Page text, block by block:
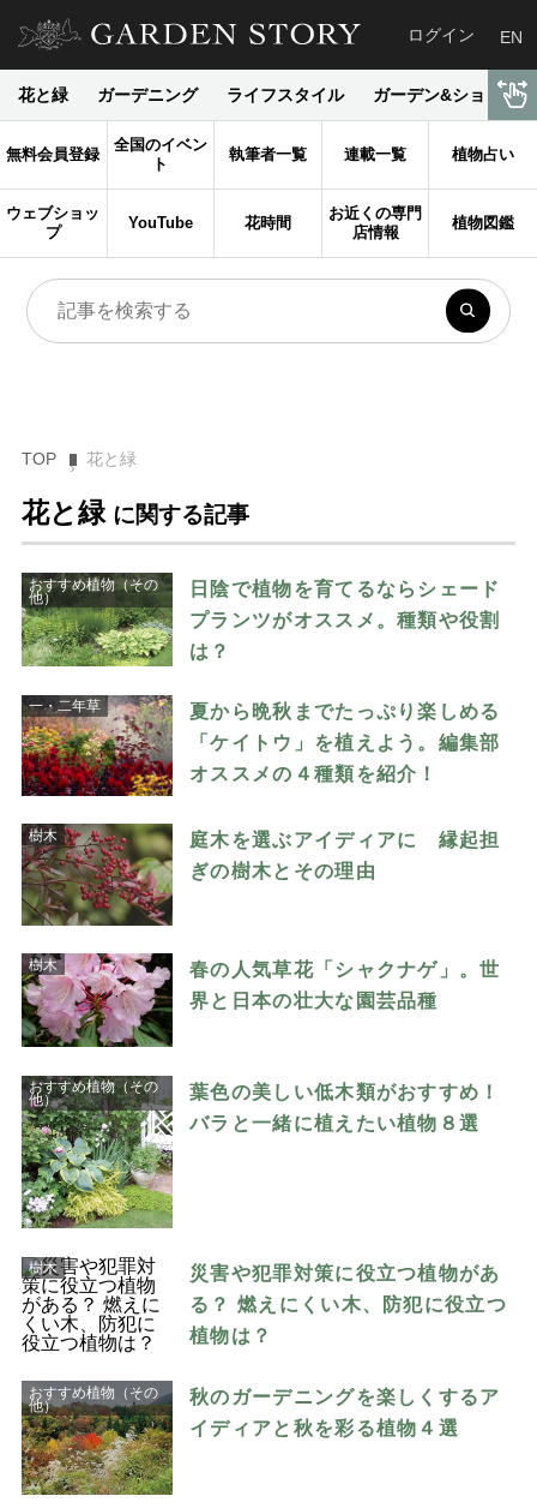
ログイン EN
花と緑 ガーデニング ライフスタイル ガーデン&ショップ
無料会員登録
全国のイベン
ト
執筆者一覧 連載一覧 植物占い
ウェブショッ
プ
YouTube 花時間
お近くの専門
店情報
植物図鑑
TOP 花と緑
花と緑 に関する記事
おすすめ植物（その
他）
日陰で植物を育てるならシェード
プランツがオススメ。種類や役割
は？
一・二年草
夏から晩秋までたっぷり楽しめる
「ケイトウ」を植えよう。編集部
オススメの４種類を紹介！
樹木
庭木を選ぶアイディアに 縁起担
ぎの樹木とその理由
樹木
春の人気草花「シャクナゲ」。世
界と日本の壮大な園芸品種
おすすめ植物（その
他）
葉色の美しい低木類がおすすめ！
バラと一緒に植えたい植物８選
樹木
災害や犯罪対策に役立つ植物があ
る？ 燃えにくい木、防犯に役立つ
植物は？
おすすめ植物（その
他）
秋のガーデニングを楽しくするア
イディアと秋を彩る植物４選